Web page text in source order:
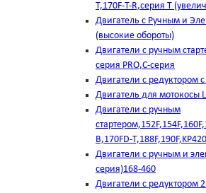
T,170F-T-R,серия Т
Двигатель с Ручным и
(высокие обороты)
Двигатели с ручным
серия PRO,C-серия
Двигатели с редуктором
Двигатель для мотокосы
Двигатели с ручным
B,170FD-T,188F,190F,KP420
Двигатели с ручным и
серия)168-460
Двигатели с редуктором